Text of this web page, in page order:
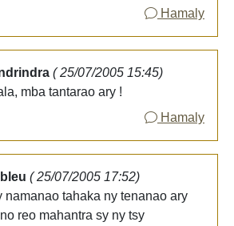
Hamaly
( 25/07/2005 15:45)
mba tantarao ary !
Hamaly
( 25/07/2005 17:52)
namanao tahaka ny tenanao ary
reo mahantra sy ny tsy